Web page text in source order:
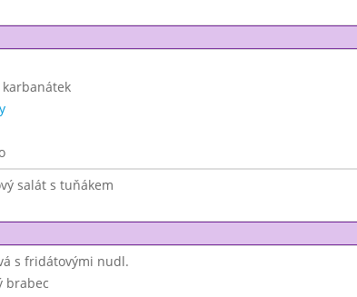
salát s tuňákem
s fridátovými nudl.
brabec